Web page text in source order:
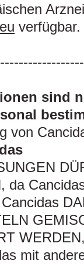
verfügbar.
sind
von
da
mit